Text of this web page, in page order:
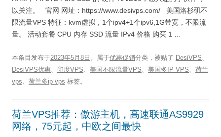
以关注。 官网 网址：https://www.desivps.com/ 美国洛杉矶不
限流量VPS 特征：kvm虚拟，1个ipv4+1个ipv6,1G带宽，不限流
量。 活动套餐 CPU 内存 SSD 流量 IPv4 价格 购买 1 …
本条目发布于2023年5月8日 。属于优惠促销分类，被贴了 DesiVPS、
DesiVPS优惠、 印度VPS、 美国不限流量VPS、 美国多IP VPS、 荷兰
vps、 荷兰多ip vps 标签。
荷兰VPS推荐：傲游主机，高速联通AS9929
网络，75元起，中欧之间最快